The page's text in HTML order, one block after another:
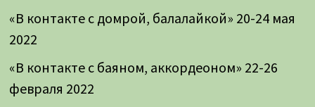
«В контакте с домрой, балалайкой» 20-24 мая
2022
«В контакте с баяном, аккордеоном» 22-26
февраля 2022